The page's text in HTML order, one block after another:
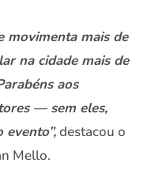
movimenta mais de
na cidade mais de
aos
— sem eles,
evento”,destacou o
Mello.